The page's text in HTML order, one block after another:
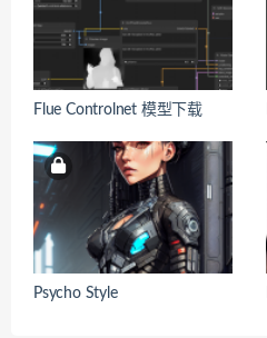
Flue Controlnet 模型下载
Psycho Style